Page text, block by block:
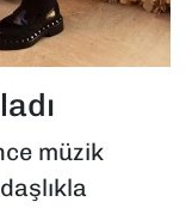
müzik